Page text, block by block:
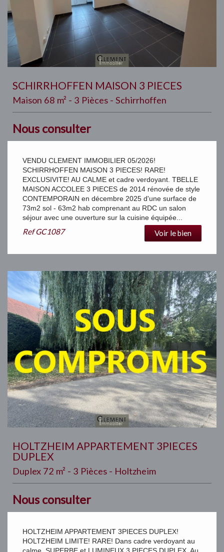
SCHIRRHOFFEN MAISON 3 PIECES
Maison 68 m² - 3 Pièces - Schirrhoffen
Nous consulter
VENDU CLEMENT IMMOBILIER 05/2026!
SCHIRRHOFFEN MAISON 3 PIECES! RARE!
EXCLUSIVITE! AU CALME et cadre verdoyant. TBELLE
MAISON ACCOLEE 3 PIECES de 2014 rénovée de style
CONTEMPORAIN en décembre 2025 d'une surface de
73m2 sol - 63m2 hab comprenant au RDC un salon
séjour avec une ouverture sur la cuisine équipée...
RefGC1087 Voir le bien
HOLTZHEIM APPARTEMENT 3PIECES
DUPLEX
Duplex 72 m² - 3 Pièces - Holtzheim
Nous consulter
HOLTZHEIM APPARTEMENT 3PIECES DUPLEX!
HOLTZHEIM LIMITE! RARE! Dans cadre verdoyant au